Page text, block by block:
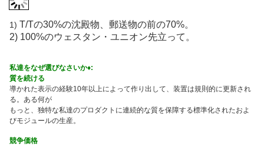
1) T/Tの30%の沈殿物、郵送物の前の70%。
2) 100%のウェスタン・ユニオン先立って。
私達をなぜ選びなさいか♦:
質を続ける
導かれた表示の経験10年以上によって作り出して、装置は規則的に更新され
る。ある何が
もっと、独特な私達のプロダクトに連続的な質を保障する標準化されたおよ
びモジュールの生産。
競争価格